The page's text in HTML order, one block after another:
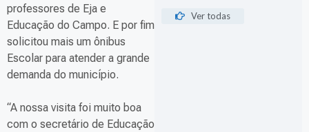
professores de Eja e
Educação do Campo. E por fim
solicitou mais um ônibus
Escolar para atender a grande
demanda do município.
“A nossa visita foi muito boa
com o secretário de Educação
Ver todas